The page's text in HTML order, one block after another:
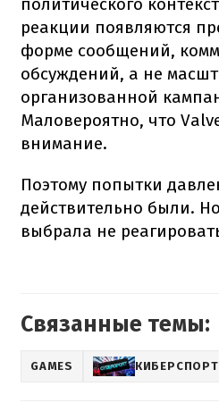
реакции появляются
форме сообщений,
обсуждений, а не
организованной
Маловероятно, что
внимание.
Поэтому попытки
действительно были.
выбрала не
Связанные темы:
GAMES КИБЕРСПОРТ